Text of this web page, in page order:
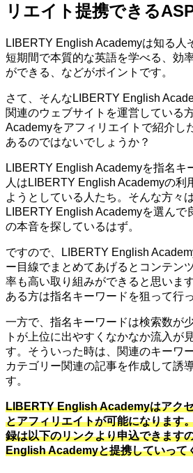
リエイト提携できる
LIBERTY English Academyは知る人
短期間で本質的な英語を学べる、効
ができる、などがポイントです。
さて、そんなLIBERTY English
関連のウェブサイトを運営している
Academyをアフィリエイトで紹介し
あるのではないでしょうか？
LIBERTY English Academyを指名キ
人はLIBERTY English Academyの利
ようとしている人たち。そんな方々
LIBERTY English Academyを選んで
の本音を探しているはず。
ですので、LIBERTY English
ー目線でまとめてあげるとコンテン
率も高い取り組みができると思いま
ある方は指名キーワードを狙って行
一方で、指名キーワードは検索数が
トが上位に出やすくなかなか流入が
す。そういった時は、関連のキーワ
カテゴリー関連の記事を作成して誘
す。
LIBERTY English Academyはアク
とアフィリエイトが可能になります
録は以下のリンクより申込できます
English Academyと提携していって